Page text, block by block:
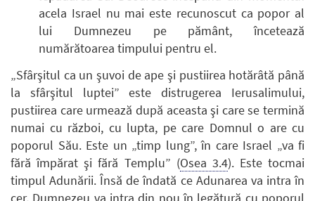
acela Israel nu mai este recunoscut ca popor al
lui Dumnezeu pe pământ, încetează
numărătoarea timpului pentru el.
„Sfârşitul ca un şuvoi de ape şi pustiirea hotărâtă până
la sfârşitul luptei” este distrugerea Ierusalimului,
pustiirea care urmează după aceasta şi care se termină
numai cu război, cu lupta, pe care Domnul o are cu
poporul Său. Este un „timp lung”, în care Israel „va fi
fără împărat şi fără Templu” (Osea 3.4). Este tocmai
timpul Adunării. Însă de îndată ce Adunarea va intra în
cer, Dumnezeu va intra din nou în legătură cu poporul